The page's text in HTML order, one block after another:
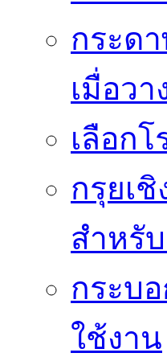
กระด
เมื่อว
เลือก
กรุยเ
สำหรั
กระบ
ใช้งาน